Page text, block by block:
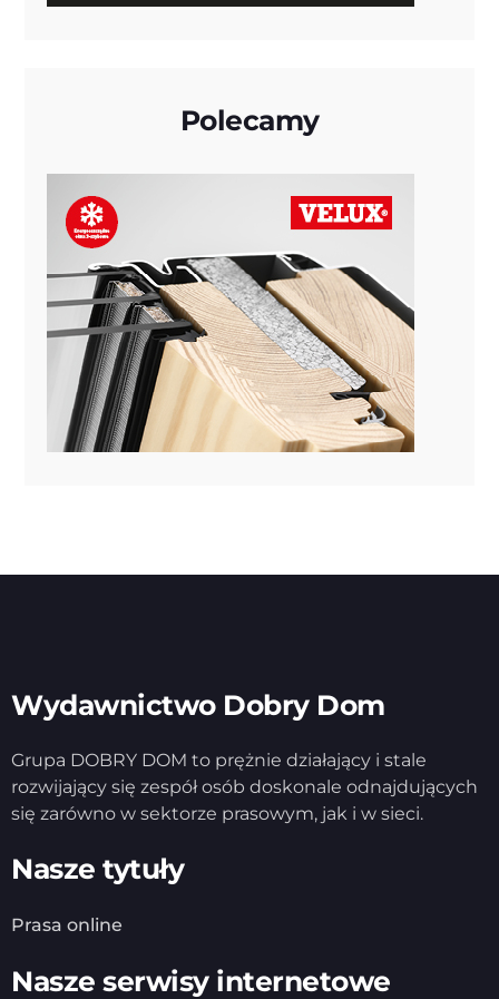
Polecamy
Wydawnictwo Dobry Dom
Grupa DOBRY DOM to prężnie działający i stale
rozwijający się zespół osób doskonale odnajdujących
się zarówno w sektorze prasowym, jak i w sieci.
Nasze tytuły
Prasa online
Nasze serwisy internetowe